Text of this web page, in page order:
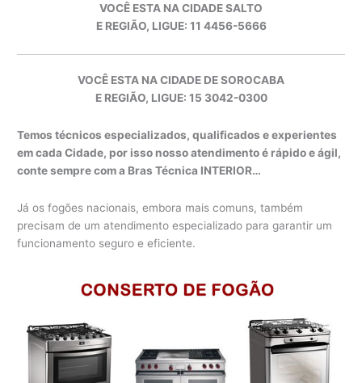
VOCÊ ESTA NA CIDADE SALTO
E REGIÃO, LIGUE: 11 4456-5666
VOCÊ ESTA NA CIDADE DE SOROCABA
E REGIÃO, LIGUE: 15 3042-0300
Temos técnicos especializados, qualificados e experientes
em cada Cidade, por isso nosso atendimento é rápido e ágil,
conte sempre com a Bras Técnica INTERIOR…
Já os fogões nacionais, embora mais comuns, também
precisam de um atendimento especializado para garantir um
funcionamento seguro e eficiente.